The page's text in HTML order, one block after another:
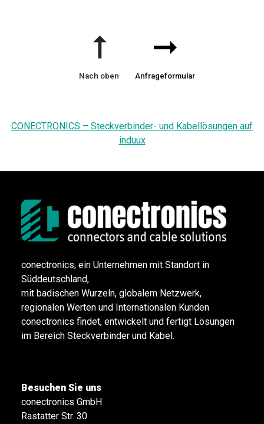
➞
Nach oben
➞
Anfrageformular
CONECTRONICS – Steckverbinder- und Kabellösungen auf
induux
conectronics, ein Unternehmen mit Standort in
Süddeutschland,
mit badischen Wurzeln, globalem Netzwerk,
regionalen Werten und Internationalen Kunden
conectronics findet, entwickelt und fertigt Lösungen
im Bereich Steckverbinder und Kabel.
Besuchen Sie uns
conectronics GmbH
Rastatter Str. 30